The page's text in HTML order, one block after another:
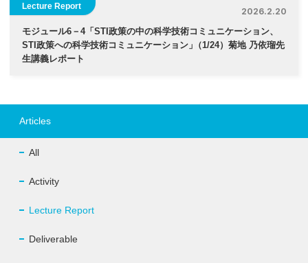
Lecture Report
2026.2.20
モジュール6－4「STI政策の中の科学技術コミュニケーション、
STI政策への科学技術コミュニケーション」 （1/24）菊地 乃依瑠先
生講義レポート
Articles
All
Activity
Lecture Report
Deliverable